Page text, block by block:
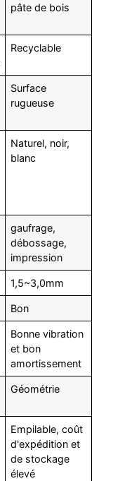
pâte de bois
Recyclable
Surface
rugueuse
Naturel, noir,
blanc
gaufrage,
débossage,
impression
1,5~3,0mm
Bon
Bonne vibration
et bon
amortissement
Géométrie
Empilable, coût
d'expédition et
de stockage
élevé